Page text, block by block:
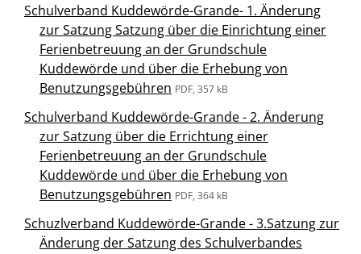
Schulverband Kuddewörde-Grande- 1. Änderung
zur Satzung Satzung über die Einrichtung einer
Ferienbetreuung an der Grundschule
Kuddewörde und über die Erhebung von
Benutzungsgebühren PDF, 357 kB
Schulverband Kuddewörde-Grande - 2. Änderung
zur Satzung über die Errichtung einer
Ferienbetreuung an der Grundschule
Kuddewörde und über die Erhebung von
Benutzungsgebühren PDF, 364 kB
Schuzlverband Kuddewörde-Grande - 3.Satzung zur
Änderung der Satzung des Schulverbandes